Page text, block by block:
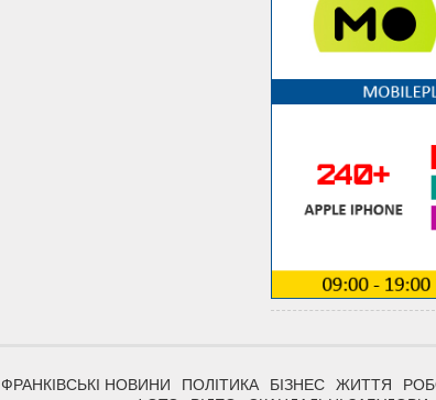
ФРАНКІВСЬКІ НОВИНИ ПОЛІТИКА БІЗНЕС ЖИТТЯ